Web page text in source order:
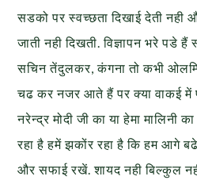
सडको पर स्वच्छता दिखाई देती नही
जाती नही दिखती. विज्ञापन भरे पडे
सचिन तेंदुलकर, कंगना तो कभी
चढ कर नजर आते हैं पर क्या वाकई में
नरेन्द्र मोदी जी का या हेमा
रहा है हमें झकोंर रहा है कि हम आगे
और सफाई रखें. शायद नही बिल्कुल